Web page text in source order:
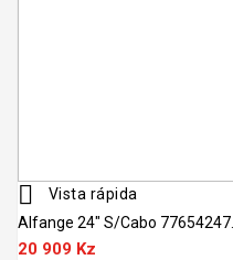

Vista rápida
Alfange 24" S/cabo 77654247...
20 909 Kz